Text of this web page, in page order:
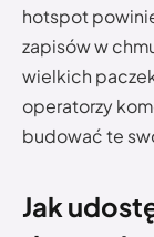
hotspot
zapisów w
wielkich
operatorzy
budować te
Jak